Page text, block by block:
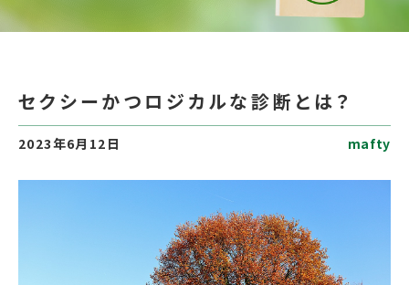
セクシーかつロジカルな診断とは？
2023年6月12日 mafty